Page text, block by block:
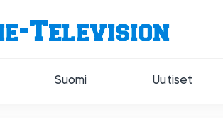
Suomi Uutiset